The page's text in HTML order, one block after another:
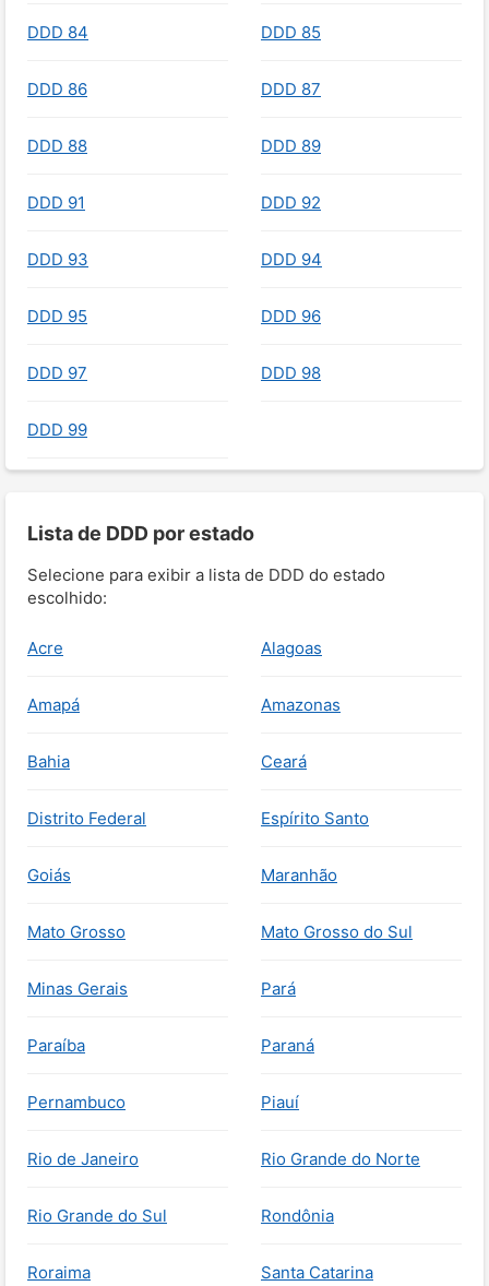
DDD 84 DDD 85
DDD 86 DDD 87
DDD 88 DDD 89
DDD 91 DDD 92
DDD 93 DDD 94
DDD 95 DDD 96
DDD 97 DDD 98
DDD 99
Lista de DDD por estado
Selecione para exibir a lista de DDD do estado
escolhido:
Acre Alagoas
Amapá Amazonas
Bahia Ceará
Distrito Federal Espírito Santo
Goiás Maranhão
Mato Grosso Mato Grosso do Sul
Minas Gerais Pará
Paraíba Paraná
Pernambuco Piauí
Rio de Janeiro Rio Grande do Norte
Rio Grande do Sul Rondônia
Roraima Santa Catarina